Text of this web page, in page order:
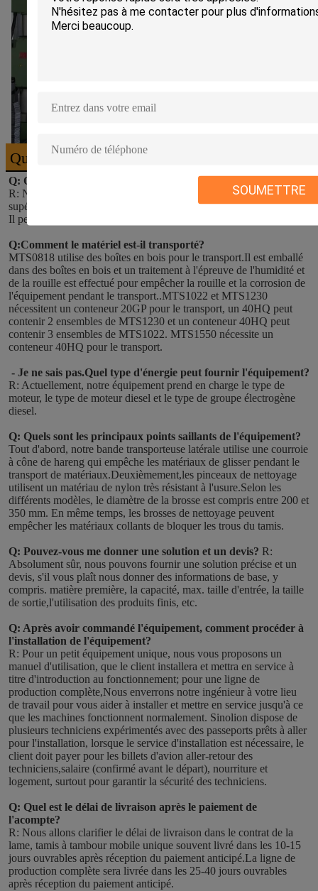
SOUMETTRE
Questions fréquentes
Q: Quels sont les matériaux que peut filtrer l'équipement?
R: Notre écran à tambour mobile peut filtrer le compost, le sol
supérieur, le sable, le gravier, le fumier de vache et de mouton, etc.
Il peut être utilisé dans de nombreux scénarios.
Q:Comment le matériel est-il transporté?
MTS0818 utilise des boîtes en bois pour le transport.Il est emballé
dans des boîtes en bois et un traitement à l'épreuve de l'humidité et
de la rouille est effectué pour empêcher la rouille et la corrosion de
l'équipement pendant le transport..MTS1022 et MTS1230
nécessitent un conteneur 20GP pour le transport, un 40HQ peut
contenir 2 ensembles de MTS1230 et un conteneur 40HQ peut
contenir 3 ensembles de MTS1022. MTS1550 nécessite un
conteneur 40HQ pour le transport.
- Je ne sais pas.Quel type d'énergie peut fournir l'équipement?
R: Actuellement, notre équipement prend en charge le type de
moteur, le type de moteur diesel et le type de groupe électrogène
diesel.
Q: Quels sont les principaux points saillants de l'équipement?
Tout d'abord, notre bande transporteuse latérale utilise une courroie
à cône de hareng qui empêche les matériaux de glisser pendant le
transport de matériaux.Deuxièmement,les pinceaux de nettoyage
utilisent un matériau de nylon très résistant à l'usure.Selon les
différents modèles, le diamètre de la brosse est compris entre 200 et
350 mm. En même temps, les brosses de nettoyage peuvent
empêcher les matériaux collants de bloquer les trous du tamis.
Q: Pouvez-vous me donner une solution et un devis? R:
Absolument sûr, nous pouvons fournir une solution précise et un
devis, s'il vous plaît nous donner des informations de base, y
compris. matière première, la capacité, max. taille d'entrée, la taille
de sortie,l'utilisation des produits finis, etc.
Q: Après avoir commandé l'équipement, comment procéder à
l'installation de l'équipement?
R: Pour un petit équipement unique, nous vous proposons un
manuel d'utilisation, que le client installera et mettra en service à
titre d'introduction au fonctionnement; pour une ligne de
production complète,Nous enverrons notre ingénieur à votre lieu
de travail pour vous aider à installer et mettre en service jusqu'à ce
que les machines fonctionnent normalement. Sinolion dispose de
plusieurs techniciens expérimentés avec des passeports prêts à aller
pour l'installation, lorsque le service d'installation est nécessaire, le
client doit payer pour les billets d'avion aller-retour des
techniciens,salaire (confirmé avant le départ), nourriture et
logement, surtout pour garantir la sécurité des techniciens.
Q: Quel est le délai de livraison après le paiement de
l'acompte?
R: Nous allons clarifier le délai de livraison dans le contrat de la
lame, tamis à tambour mobile unique souvent livré dans les 10-15
jours ouvrables après réception du paiement anticipé.La ligne de
production complète sera livrée dans les 25-40 jours ouvrables
après réception du paiement anticipé.